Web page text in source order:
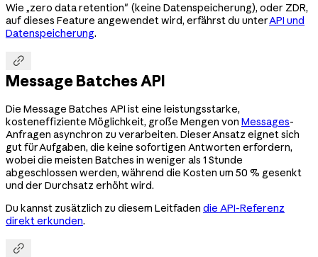
Wie „zero data retention" (keine Datenspeicherung), oder ZDR,
auf dieses Feature angewendet wird, erfährst du unterAPI und
Datenspeicherung.

Message Batches API
Die Message Batches API ist eine leistungsstarke,
kosteneffiziente Möglichkeit, große Mengen von Messages-
Anfragen asynchron zu verarbeiten. Dieser Ansatz eignet sich
gut für Aufgaben, die keine sofortigen Antworten erfordern,
wobei die meisten Batches in weniger als 1 Stunde
abgeschlossen werden, während die Kosten um 50 % gesenkt
und der Durchsatz erhöht wird.
Du kannst zusätzlich zu diesem Leitfaden die API-Referenz
direkt erkunden.
